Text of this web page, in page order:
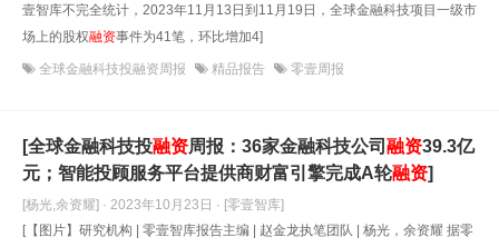
壹智库不完全统计，2023年11月13日到11月19日，全球金融科技项目一级市
场上的股权融资事件为41笔，环比增加4]
全球金融科技投融资周报 精品报告 零壹周报
[全球金融科技投融资周报：36家金融科技公司 融资39.3亿
元；智能投顾服务平台提供商财富引擎完成A轮融资]
[杨光,余资耀] · 2023年10月23日 · [零壹智库]
[【图片】研究机构 | 零壹智库报告主编 | 赵金龙执笔团队 | 杨光，余资耀 据零